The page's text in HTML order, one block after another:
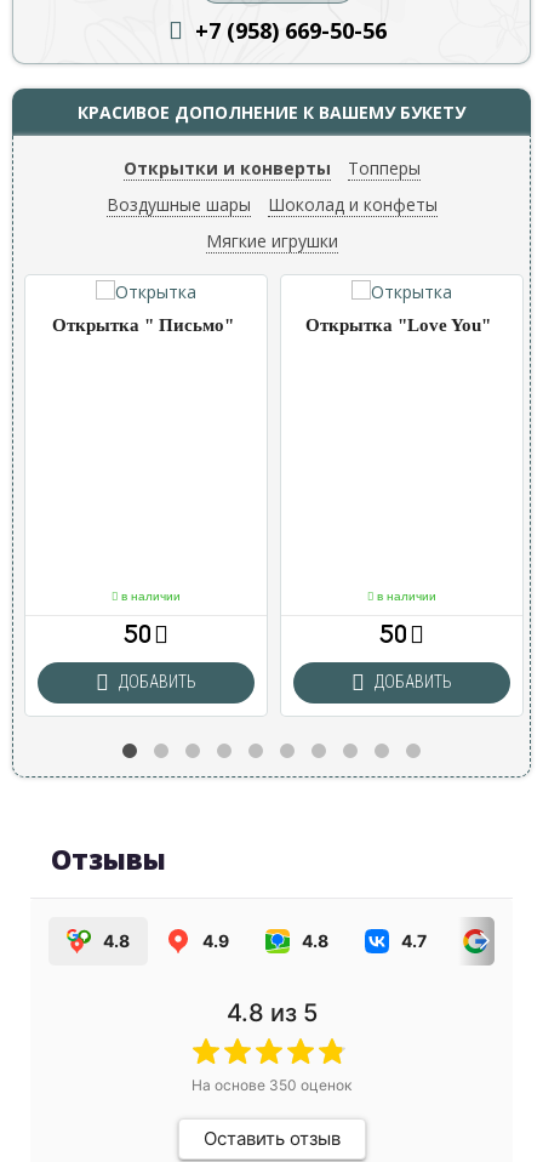
+7 (958) 669-50-56
КРАСИВОЕ ДОПОЛНЕНИЕ К ВАШЕМУ БУКЕТУ
Открытки и конверты
Топперы
Воздушные шары
Шоколад и конфеты
Мягкие игрушки
Открытка " Письмо"
в наличии
50
ДОБАВИТЬ
Открытка "Love You"
в наличии
50
ДОБАВИТЬ
Отзывы
4.8 4.9 4.8 4.7
4.8 из 5
На основе 350 оценок
Оставить отзыв